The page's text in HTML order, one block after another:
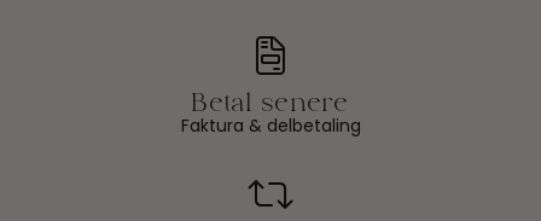
Faktura & delbetaling